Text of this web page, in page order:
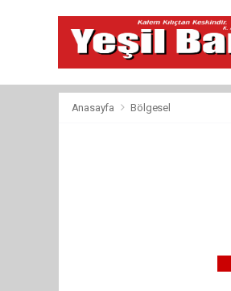
Anasayfa Bölgesel